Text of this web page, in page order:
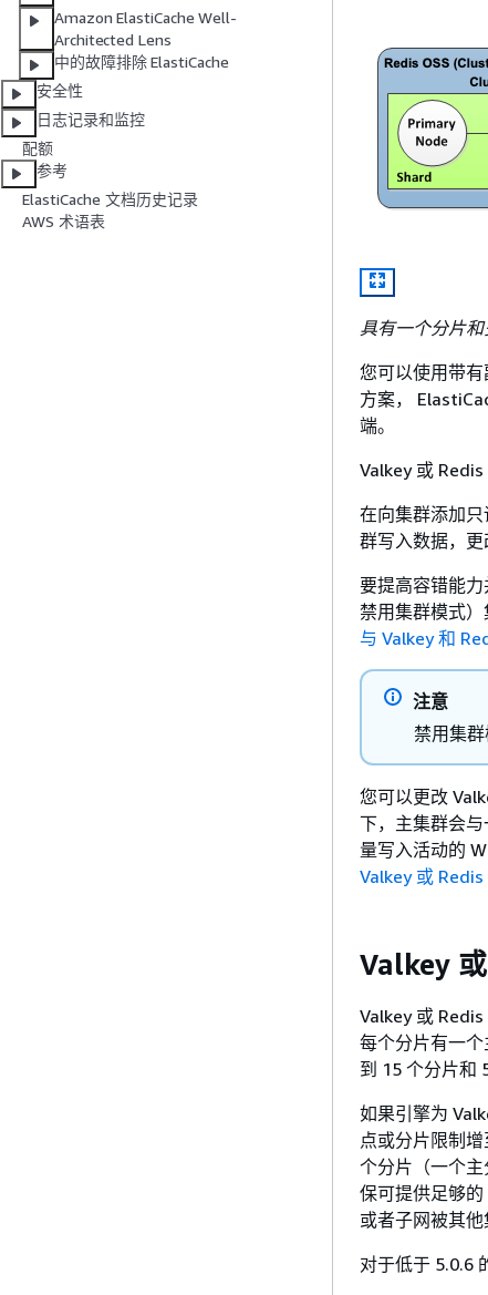
Amazon ElastiCache Well-
Architected Lens
中的故障排除 ElastiCache
安全性
日志记录和监控
配额
参考
ElastiCache 文档历史记录
AWS 术语表
具有一个分片
您可以使用带
方案，
端。
Valkey 或
在向集群添加
群写入数据，更
要提高容错能
禁用集群模式
与 Valkey 和
注意
禁用集群
您可以更改
下，主集群会
量写入活动的
Valkey 或
Valkey 或
Valkey 或
每个分片有一
到 15 个分片和
如果引擎为
点或分片限制
个分片（一个
保可提供足够的
或者子网被其
对于低于 5.0.6